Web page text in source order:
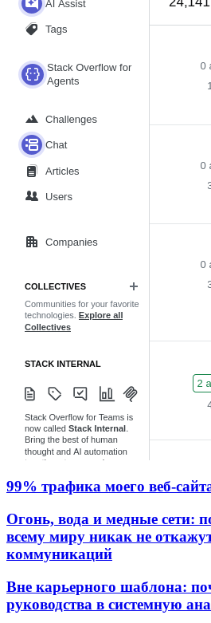
99% трафика моего
Огонь, вода и медные сети:
всему миру никак не
коммуникаций
Вне карьерного шаблона:
руководства в системную